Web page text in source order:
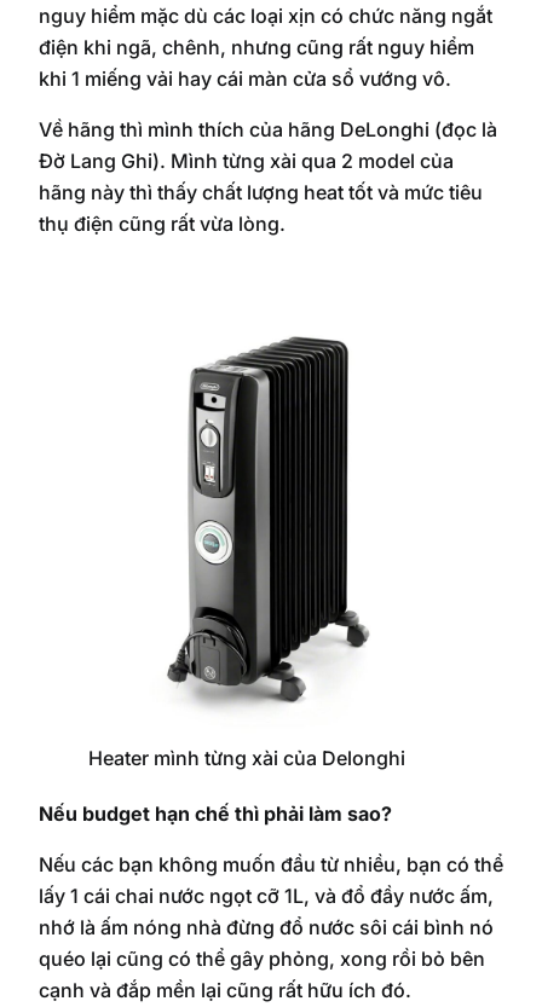
nguy hiểm mặc dù các loại xịn có chức năng ngắt
điện khi ngã, chênh, nhưng cũng rất nguy hiểm
khi 1 miếng vải hay cái màn cửa sổ vướng vô.
Về hãng thì mình thích của hãng DeLonghi (đọc là
Đờ Lang Ghi). Mình từng xài qua 2 model của
hãng này thì thấy chất lượng heat tốt và mức tiêu
thụ điện cũng rất vừa lòng.
Heater mình từng xài của Delonghi
Nếu budget hạn chế thì phải làm sao?
Nếu các bạn không muốn đầu từ nhiều, bạn có thể
lấy 1 cái chai nước ngọt cỡ 1L, và đổ đầy nước ấm,
nhớ là ấm nóng nhà đừng đổ nước sôi cái bình nó
quéo lại cũng có thể gây phỏng, xong rồi bỏ bên
cạnh và đắp mền lại cũng rất hữu ích đó.